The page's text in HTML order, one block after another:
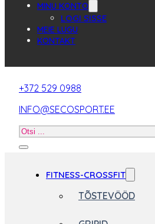
MINU KONTO
LOGI SISSE
MEIE LUGU
KONTAKT
+372 529 0988
INFO@SECOSPORT.EE
Otsi
FITNESS-CROSSFIT
TÕSTEVÖÖD